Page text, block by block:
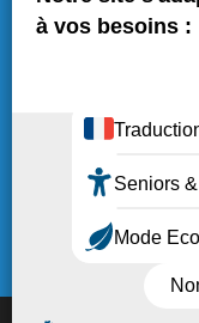
Ce site utilise des cookies pour